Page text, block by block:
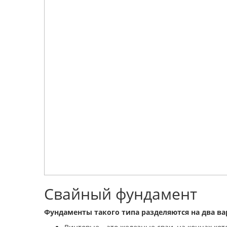
Свайный фундамент
Фундаменты такого типа разделяются на два